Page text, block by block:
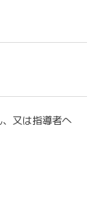
又は指導者へ